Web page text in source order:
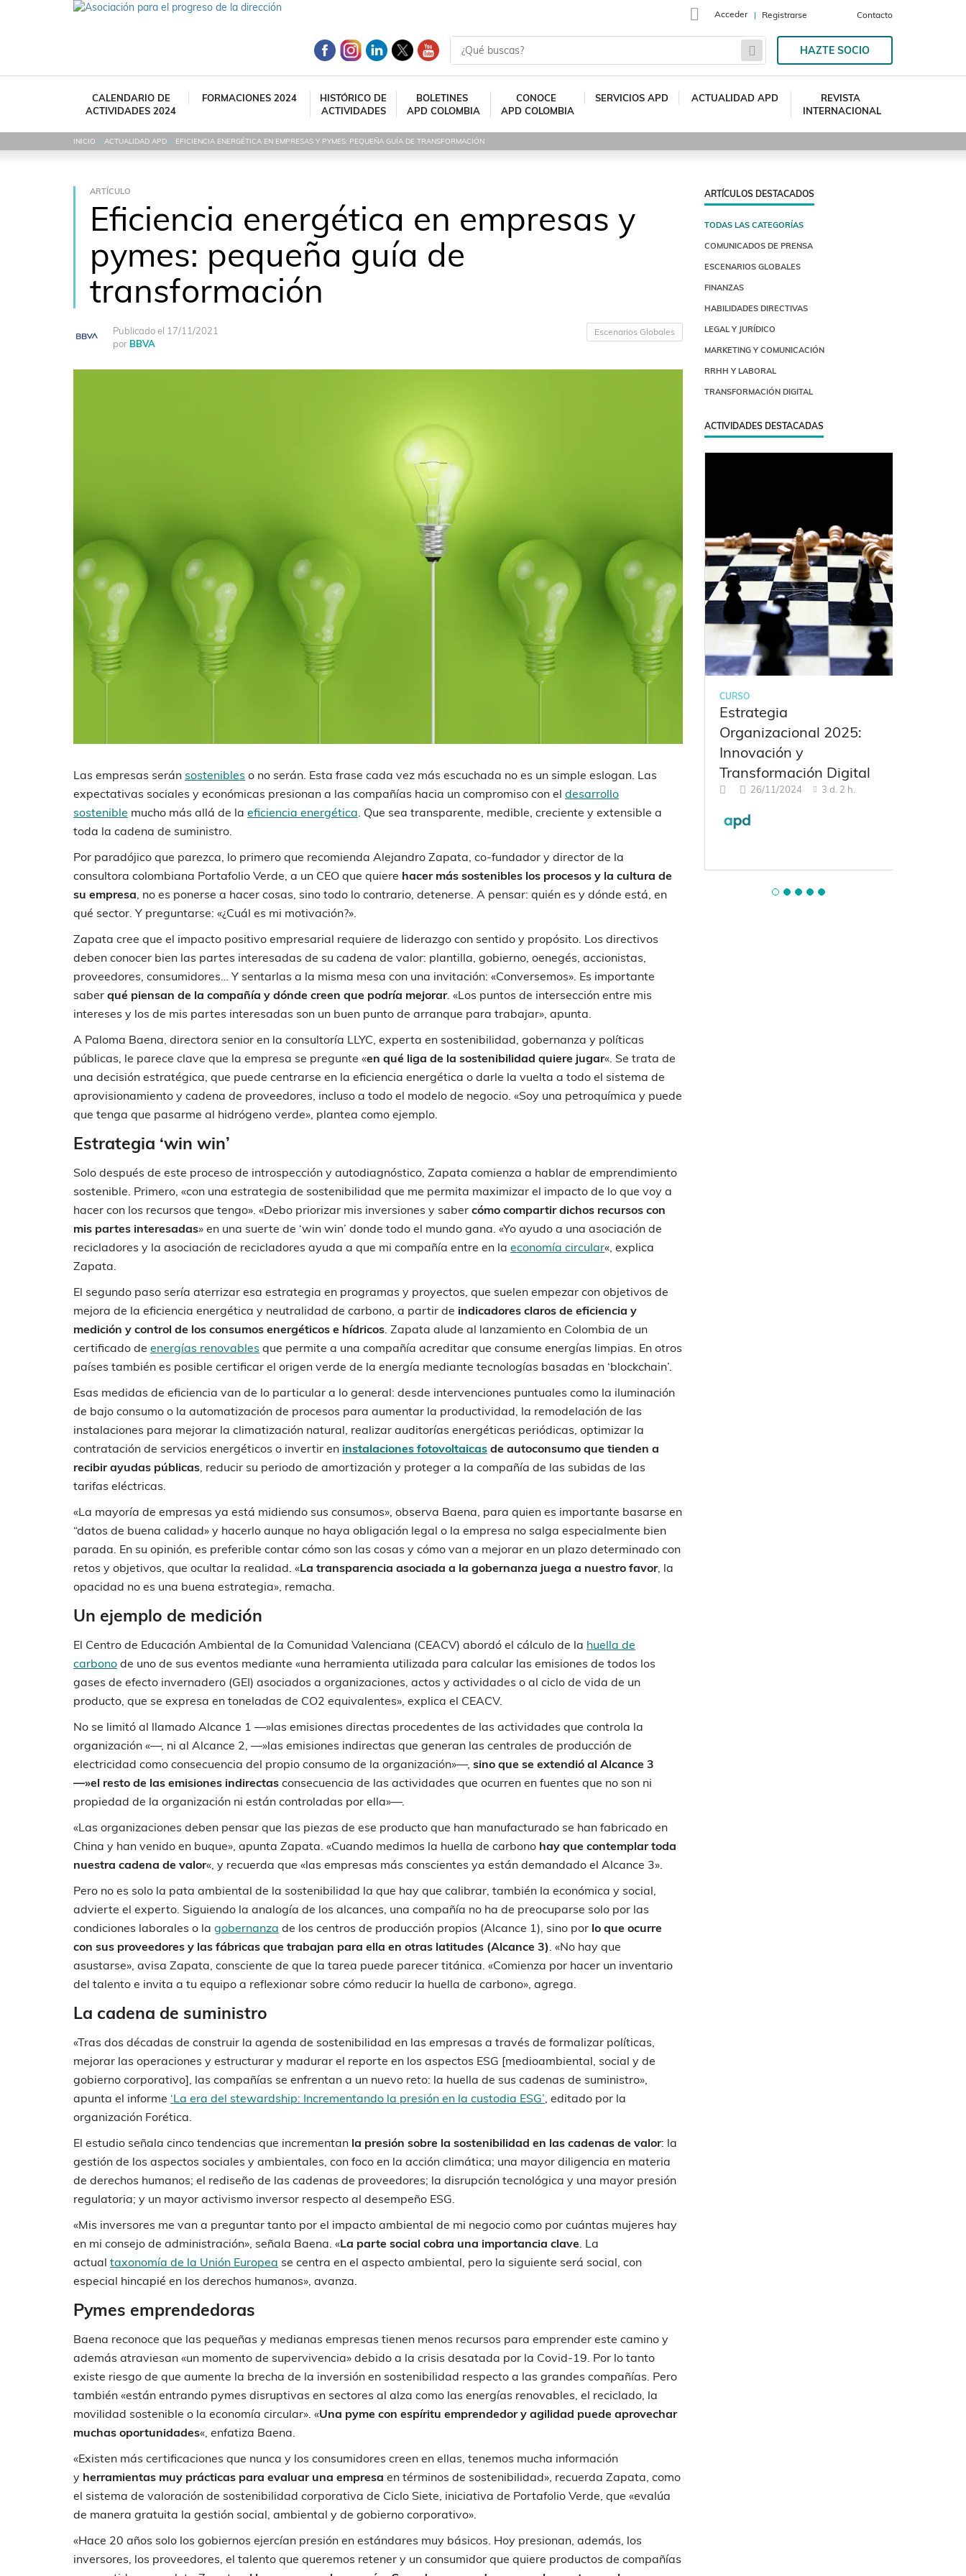
Acceder Registrarse Contacto
HAZTE SOCIO
CALENDARIO DE
ACTIVIDADES 2024
FORMACIONES 2024
HISTÓRICO DE
ACTIVIDADES
BOLETINES
APD COLOMBIA
CONOCE
APD COLOMBIA
SERVICIOS APD ACTUALIDAD APD
REVISTA
INTERNACIONAL
INICIO > ACTUALIDAD APD > EFICIENCIA ENERGÉTICA EN EMPRESAS Y PYMES: PEQUEÑA GUÍA DE TRANSFORMACIÓN
ARTÍCULO
Eficiencia energética en empresas y
pymes: pequeña guía de
transformación
Publicado el 17/11/2021
por BBVA
Escenarios Globales
Las empresas serán sostenibles o no serán. Esta frase cada vez más escuchada no es un simple eslogan. Las
expectativas sociales y económicas presionan a las compañías hacia un compromiso con el desarrollo
sostenible mucho más allá de la eficiencia energética . Que sea transparente, medible, creciente y extensible a
toda la cadena de suministro.
Por paradójico que parezca, lo primero que recomienda Alejandro Zapata, co-fundador y director de la
consultora colombiana Portafolio Verde, a un CEO que quiere hacer más sostenibles los procesos y la cultura de
su empresa , no es ponerse a hacer cosas, sino todo lo contrario, detenerse. A pensar: quién es y dónde está, en
qué sector. Y preguntarse: «¿Cuál es mi motivación?».
Zapata cree que el impacto positivo empresarial requiere de liderazgo con sentido y propósito. Los directivos
deben conocer bien las partes interesadas de su cadena de valor: plantilla, gobierno, oenegés, accionistas,
proveedores, consumidores… Y sentarlas a la misma mesa con una invitación: «Conversemos». Es importante
saber qué piensan de la compañía y dónde creen que podría mejorar. «Los puntos de intersección entre mis
intereses y los de mis partes interesadas son un buen punto de arranque para trabajar», apunta.
A Paloma Baena, directora senior en la consultoría LLYC, experta en sostenibilidad, gobernanza y políticas
públicas, le parece clave que la empresa se pregunte «en qué liga de la sostenibilidad quiere jugar«. Se trata de
una decisión estratégica, que puede centrarse en la eficiencia energética o darle la vuelta a todo el sistema de
aprovisionamiento y cadena de proveedores, incluso a todo el modelo de negocio. «Soy una petroquímica y puede
que tenga que pasarme al hidrógeno verde», plantea como ejemplo.
Estrategia ‘win win’
Solo después de este proceso de introspección y autodiagnóstico, Zapata comienza a hablar de emprendimiento
sostenible. Primero, «con una estrategia de sostenibilidad que me permita maximizar el impacto de lo que voy a
hacer con los recursos que tengo». «Debo priorizar mis inversiones y saber cómo compartir dichos recursos con
mis partes interesadas» en una suerte de ‘win win’ donde todo el mundo gana. «Yo ayudo a una asociación de
recicladores y la asociación de recicladores ayuda a que mi compañía entre en la economía circular«, explica
Zapata.
El segundo paso sería aterrizar esa estrategia en programas y proyectos, que suelen empezar con objetivos de
mejora de la eficiencia energética y neutralidad de carbono, a partir de indicadores claros de eficiencia y
medición y control de los consumos energéticos e hídricos . Zapata alude al lanzamiento en Colombia de un
certificado de energías renovables que permite a una compañía acreditar que consume energías limpias. En otros
países también es posible certificar el origen verde de la energía mediante tecnologías basadas en ‘blockchain’.
Esas medidas de eficiencia van de lo particular a lo general: desde intervenciones puntuales como la iluminación
de bajo consumo o la automatización de procesos para aumentar la productividad, la remodelación de las
instalaciones para mejorar la climatización natural, realizar auditorías energéticas periódicas, optimizar la
contratación de servicios energéticos o invertir en instalaciones fotovoltaicas de autoconsumo que tienden a
recibir ayudas públicas , reducir su periodo de amortización y proteger a la compañía de las subidas de las
tarifas eléctricas.
«La mayoría de empresas ya está midiendo sus consumos», observa Baena, para quien es importante basarse en
“datos de buena calidad» y hacerlo aunque no haya obligación legal o la empresa no salga especialmente bien
parada. En su opinión, es preferible contar cómo son las cosas y cómo van a mejorar en un plazo determinado con
retos y objetivos, que ocultar la realidad. «La transparencia asociada a la gobernanza juega a nuestro favor, la
opacidad no es una buena estrategia», remacha.
Un ejemplo de medición
El Centro de Educación Ambiental de la Comunidad Valenciana (CEACV) abordó el cálculo de la huella de
carbono de uno de sus eventos mediante «una herramienta utilizada para calcular las emisiones de todos los
gases de efecto invernadero (GEI) asociados a organizaciones, actos y actividades o al ciclo de vida de un
producto, que se expresa en toneladas de CO2 equivalentes», explica el CEACV.
No se limitó al llamado Alcance 1 —»las emisiones directas procedentes de las actividades que controla la
organización «—, ni al Alcance 2, —»las emisiones indirectas que generan las centrales de producción de
electricidad como consecuencia del propio consumo de la organización»—, sino que se extendió al Alcance 3
—»el resto de las emisiones indirectas consecuencia de las actividades que ocurren en fuentes que no son ni
propiedad de la organización ni están controladas por ella»—.
«Las organizaciones deben pensar que las piezas de ese producto que han manufacturado se han fabricado en
China y han venido en buque», apunta Zapata. «Cuando medimos la huella de carbono hay que contemplar toda
nuestra cadena de valor«, y recuerda que «las empresas más conscientes ya están demandado el Alcance 3».
Pero no es solo la pata ambiental de la sostenibilidad la que hay que calibrar, también la económica y social,
advierte el experto. Siguiendo la analogía de los alcances, una compañía no ha de preocuparse solo por las
condiciones laborales o la gobernanza de los centros de producción propios (Alcance 1), sino por lo que ocurre
con sus proveedores y las fábricas que trabajan para ella en otras latitudes (Alcance 3) . «No hay que
asustarse», avisa Zapata, consciente de que la tarea puede parecer titánica. «Comienza por hacer un inventario
del talento e invita a tu equipo a reflexionar sobre cómo reducir la huella de carbono», agrega.
La cadena de suministro
«Tras dos décadas de construir la agenda de sostenibilidad en las empresas a través de formalizar políticas,
mejorar las operaciones y estructurar y madurar el reporte en los aspectos ESG [medioambiental, social y de
gobierno corporativo], las compañías se enfrentan a un nuevo reto: la huella de sus cadenas de suministro»,
apunta el informe ‘La era del stewardship: Incrementando la presión en la custodia ESG’ , editado por la
organización Forética.
El estudio señala cinco tendencias que incrementan la presión sobre la sostenibilidad en las cadenas de valor: la
gestión de los aspectos sociales y ambientales, con foco en la acción climática; una mayor diligencia en materia
de derechos humanos; el rediseño de las cadenas de proveedores; la disrupción tecnológica y una mayor presión
regulatoria; y un mayor activismo inversor respecto al desempeño ESG.
«Mis inversores me van a preguntar tanto por el impacto ambiental de mi negocio como por cuántas mujeres hay
en mi consejo de administración», señala Baena. «La parte social cobra una importancia clave . La
actual taxonomía de la Unión Europea se centra en el aspecto ambiental, pero la siguiente será social, con
especial hincapié en los derechos humanos», avanza.
Pymes emprendedoras
Baena reconoce que las pequeñas y medianas empresas tienen menos recursos para emprender este camino y
además atraviesan «un momento de supervivencia» debido a la crisis desatada por la Covid-19. Por lo tanto
existe riesgo de que aumente la brecha de la inversión en sostenibilidad respecto a las grandes compañías. Pero
también «están entrando pymes disruptivas en sectores al alza como las energías renovables, el reciclado, la
movilidad sostenible o la economía circular». «Una pyme con espíritu emprendedor y agilidad puede aprovechar
muchas oportunidades«, enfatiza Baena.
«Existen más certificaciones que nunca y los consumidores creen en ellas, tenemos mucha información
y herramientas muy prácticas para evaluar una empresa en términos de sostenibilidad», recuerda Zapata, como
el sistema de valoración de sostenibilidad corporativa de Ciclo Siete, iniciativa de Portafolio Verde, que «evalúa
de manera gratuita la gestión social, ambiental y de gobierno corporativo».
«Hace 20 años solo los gobiernos ejercían presión en estándares muy básicos. Hoy presionan, además, los
inversores, los proveedores, el talento que queremos retener y un consumidor que quiere productos de compañías
ARTÍCULOS DESTACADOS
TODAS LAS CATEGORÍAS
COMUNICADOS DE PRENSA
ESCENARIOS GLOBALES
FINANZAS
HABILIDADES DIRECTIVAS
LEGAL Y JURÍDICO
MARKETING Y COMUNICACIÓN
RRHH Y LABORAL
TRANSFORMACIÓN DIGITAL
ACTIVIDADES DESTACADAS
cumplimiento
normativo
23/05/2024 1 d. 2 h.
CURSO
Estrategia
Organizacional 2025:
Innovación y
Transformación Digital
26/11/2024 3 d. 2 h.